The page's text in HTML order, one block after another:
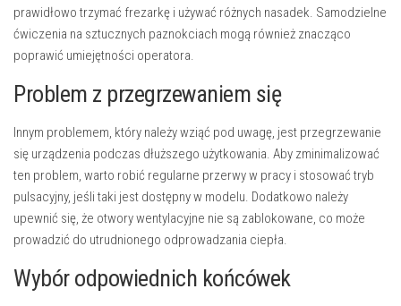
prawidłowo trzymać frezarkę i używać różnych nasadek. Samodzielne
ćwiczenia na sztucznych paznokciach mogą również znacząco
poprawić umiejętności operatora.
Problem z przegrzewaniem się
Innym problemem, który należy wziąć pod uwagę, jest przegrzewanie
się urządzenia podczas dłuższego użytkowania. Aby zminimalizować
ten problem, warto robić regularne przerwy w pracy i stosować tryb
pulsacyjny, jeśli taki jest dostępny w modelu. Dodatkowo należy
upewnić się, że otwory wentylacyjne nie są zablokowane, co może
prowadzić do utrudnionego odprowadzania ciepła.
Wybór odpowiednich końcówek